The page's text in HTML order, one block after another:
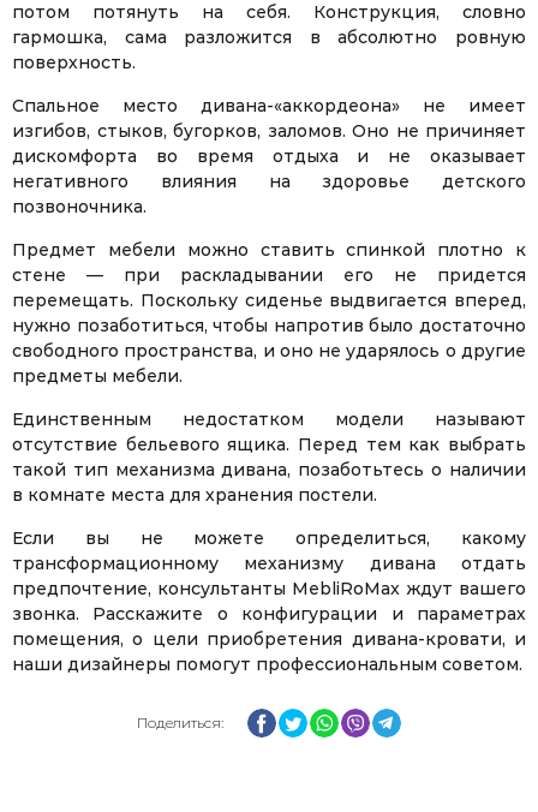
потом потянуть на себя. Конструкция, словно
гармошка, сама разложится в абсолютно ровную
поверхность.
Спальное место дивана-«аккордеона» не имеет
изгибов, стыков, бугорков, заломов. Оно не причиняет
дискомфорта во время отдыха и не оказывает
негативного влияния на здоровье детского
позвоночника.
Предмет мебели можно ставить спинкой плотно к
стене — при раскладывании его не придется
перемещать. Поскольку сиденье выдвигается вперед,
нужно позаботиться, чтобы напротив было достаточно
свободного пространства, и оно не ударялось о другие
предметы мебели.
Единственным недостатком модели называют
отсутствие бельевого ящика. Перед тем как выбрать
такой тип механизма дивана, позаботьтесь о наличии
в комнате места для хранения постели.
Если вы не можете определиться, какому
трансформационному механизму дивана отдать
предпочтение, консультанты MebliRoMax ждут вашего
звонка. Расскажите о конфигурации и параметрах
помещения, о цели приобретения дивана-кровати, и
наши дизайнеры помогут профессиональным советом.
Поделиться: Facebook
TwitterWhatsApp
Viber